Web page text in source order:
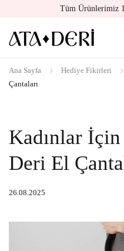
Tüm Ürünlerimiz
Ana Sayfa Hediye Fikirleri
Çantaları
Kadınlar
Deri El
26.08.2025